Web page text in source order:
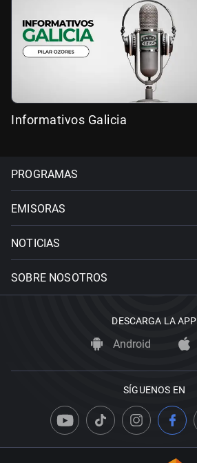
Informativos Galicia
PROGRAMAS
EMISORAS
NOTICIAS
SOBRE NOSOTROS
DESCARGA LA APP
Android
SÍGUENOS EN